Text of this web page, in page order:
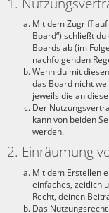
Mit dem Zugriff auf
Board“) schließt
Boards ab (im
nachfolgenden
Wenn du mit
das Board nicht
jeweils die an
Der
kann von beiden
werden.
2. Einräumung
Mit dem Erstellen
einfaches, zeitlich
Recht, deinen
Das